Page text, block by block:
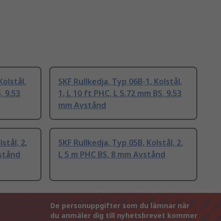
9.53
SKF Rullkedja, Typ 06B-1, Kolstål,
1, L 10 ft PHC, L 5.72 mm BS, 9.53
mm Avstånd
2,
SKF Rullkedja, Typ 05B, Kolstål, 2,
L 5 m PHC BS, 8 mm Avstånd
De personuppgifter som du lämnar när
du anmäler dig till nyhetsbrevet kommer